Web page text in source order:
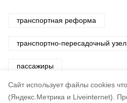
Cайт использует файлы cookies
(Яндекс.Метрика и Liveinternet).
транспортная реформа
транспортно-пересадочный узел
пассажиры
Авторы: Наталья Русинова